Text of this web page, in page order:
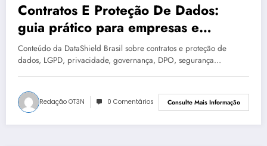
Contratos E Proteção De Dados:
guia prático para empresas e
instituições | DataShield Brasil
#0400
Conteúdo da DataShield Brasil sobre contratos e proteção de
dados, LGPD, privacidade, governança, DPO, segurança…
Redação OT3N 0 Comentários Consulte Mais Informação